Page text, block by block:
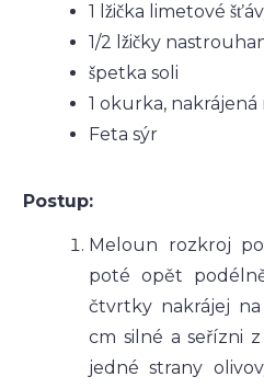
1 lžička limetové
1/2 lžičky
špetka soli
1 okurka,
Feta sýr
Postup:
Meloun rozkroj
poté opět
čtvrtky nakrájej
cm silné a seřízni
jedné strany